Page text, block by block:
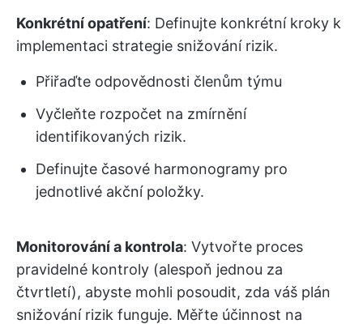
Konkrétní opatření: Definujte konkrétní kroky k
implementaci strategie snižování rizik.
Přiřaďte odpovědnosti členům týmu
Vyčleňte rozpočet na zmírnění
identifikovaných rizik.
Definujte časové harmonogramy pro
jednotlivé akční položky.
Monitorování a kontrola: Vytvořte proces
pravidelné kontroly (alespoň jednou za
čtvrtletí), abyste mohli posoudit, zda váš plán
snižování rizik funguje. Měřte účinnost na